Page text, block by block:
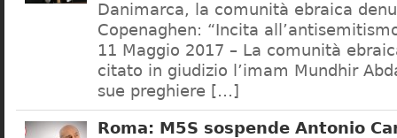
Danimarca, la comunità ebraica
Copenaghen: “Incita
11 Maggio 2017 – La comunità
citato in giudizio l’imam Mundhir
sue preghiere […]
Roma: M5S sospende Antonio